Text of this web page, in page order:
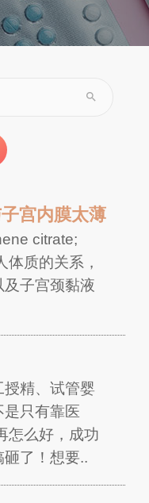
search
宫内膜太薄
citrate;
质的关系，
子宫颈黏液
精、试管婴
是只有靠医
怎么好，成功
了！想要..